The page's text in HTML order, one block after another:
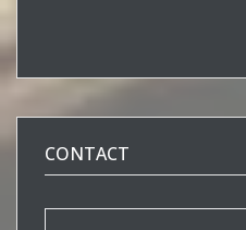
CONTACT